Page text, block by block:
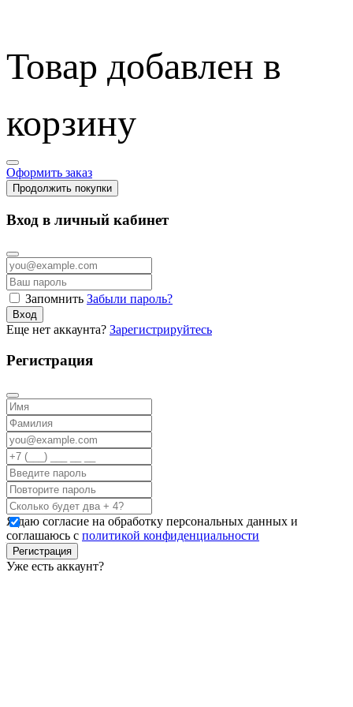
Товар добавлен в
корзину
Оформить заказ
Продолжить покупки
Вход в личный кабинет
Запомнить Забыли пароль?
Вход
Еще нет аккаунта? Зарегистрируйтесь
Регистрация
Я даю согласие на обработку персональных данных и
соглашаюсь с политикой конфиденциальности
Регистрация
Уже есть аккаунт?